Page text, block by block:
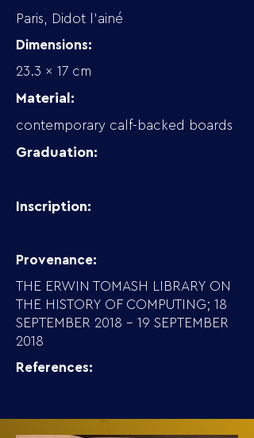
Paris, Didot l'ainé
Dimensions:
23.3 x 17 cm
Material:
contemporary calf-backed boards
Graduation:
Inscription:
Provenance:
THE ERWIN TOMASH LIBRARY ON
THE HISTORY OF COMPUTING; 18
SEPTEMBER 2018 - 19 SEPTEMBER
2018
References: